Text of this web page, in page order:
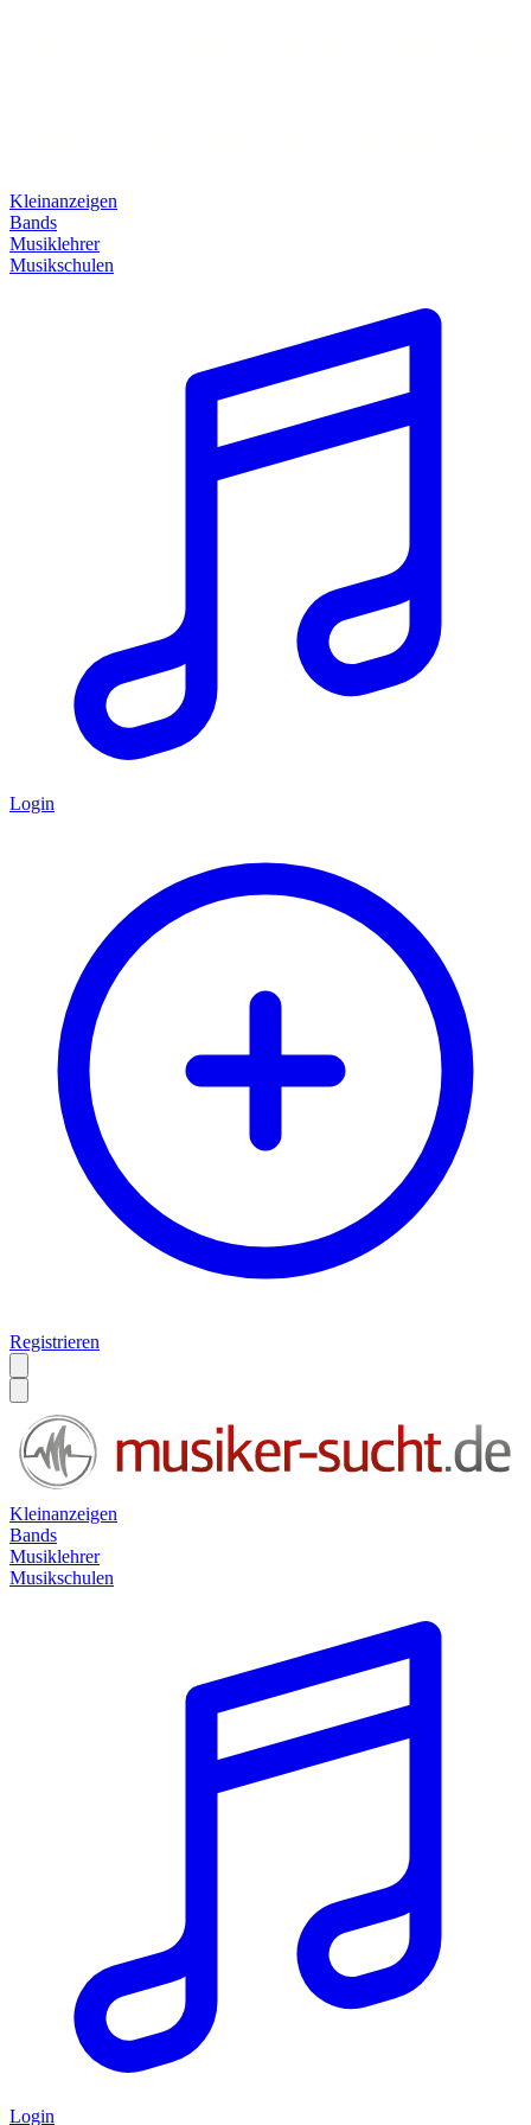
Kleinanzeigen
Bands
Musiklehrer
Musikschulen
Login
Registrieren
Kleinanzeigen
Bands
Musiklehrer
Musikschulen
Login